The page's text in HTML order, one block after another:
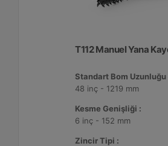
T112 Manuel Yana
Standart Bom Uzunluğu
48 inç - 1219 mm
Kesme Genişliği :
6 inç - 152 mm
Zincir Tipi :